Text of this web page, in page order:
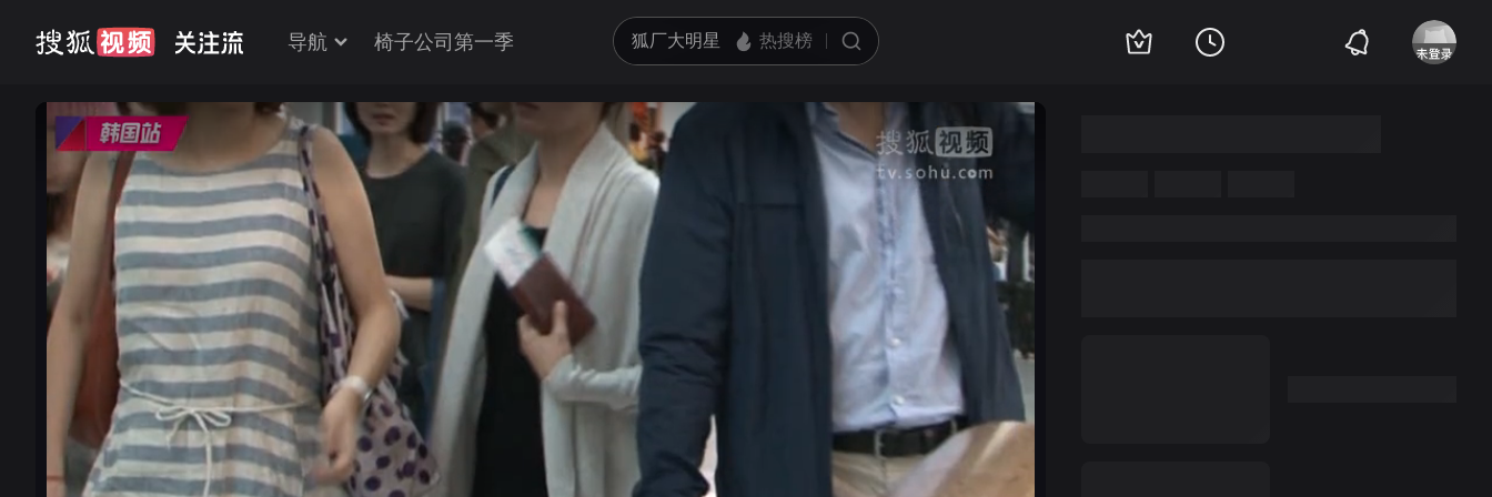
导航 椅子公司第一季
循环播放
跳过片头片尾
标准
100
100